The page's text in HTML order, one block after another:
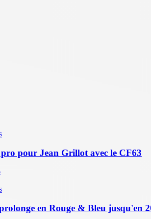
pour Jean Grillot avec le CF63
en Rouge & Bleu jusqu'en